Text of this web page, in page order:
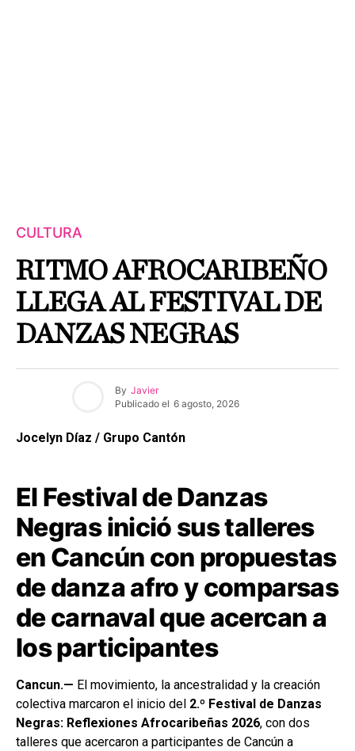
CULTURA
RITMO AFROCARIBEÑO
LLEGA AL FESTIVAL DE
DANZAS NEGRAS
By Javier
Publicado el 6 agosto, 2026
Jocelyn Díaz / Grupo Cantón
El Festival de Danzas
Negras inició sus talleres
en Cancún con propuestas
de danza afro y comparsas
de carnaval que acercan a
los participantes
Cancun.— El movimiento, la ancestralidad y la creación
colectiva marcaron el inicio del 2.º Festival de Danzas
Negras: Reflexiones Afrocaribeñas 2026, con dos
talleres que acercaron a participantes de Cancún a